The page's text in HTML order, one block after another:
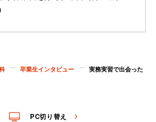
卒業生インタビュー
実務実習で出会った
PC切り替え